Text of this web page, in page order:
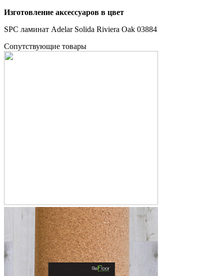
Изготовление аксессуаров в цвет
SPC ламинат Adelar Solida Riviera Oak 03884
Cопутствующие товары